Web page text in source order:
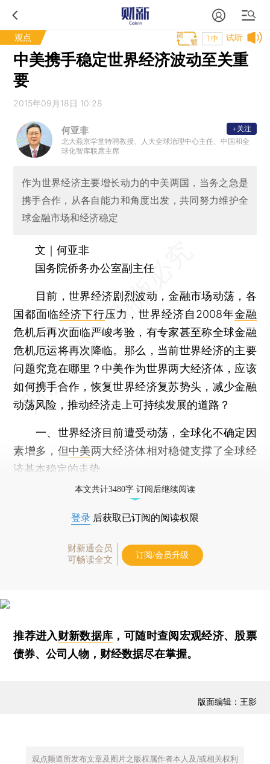
观点 试听
T中
中美携手稳定世界经济波动至关重
要
2015年09月18日 10:28
何亚非
北大燕京学堂特聘教授、人大全球治理中心主任、中国和全
球化智库联席主席
+关注
作为世界经济主要增长动力的中美两国，当务之急是
携手合作，从各自能力和角度出发，共同努力维护全
球金融市场和经济稳定
文｜何亚非
国务院侨务办公室副主任
目前，世界经济剧烈波动，金融市场动荡，各
国都面临经济下行压力，世界经济自2008年金融
危机后再次面临严峻考验，有专家甚至称全球金融
危机厄运将再次降临。那么，当前世界经济的主要
问题究竟在哪里？中美作为世界两大经济体，应该
如何携手合作，恢复世界经济复苏势头，减少金融
动荡风险，推动经济走上可持续发展的道路？
一、世界经济目前遭受动荡，全球化不确定因
素增多，但中美两大经济体相对稳健支撑了全球经
济基本稳定的走势。
本文共计3480字 订阅后继续阅读
登录 后获取已订阅的阅读权限
财新通会员
可畅读全文
订阅/会员升级
推荐进入财新数据库 ，可随时查阅宏观经济、股票
债券、公司人物，财经数据尽在掌握。
版面编辑：王影
观点频道所发布文章及图片之版权属作者本人及/或相关权利